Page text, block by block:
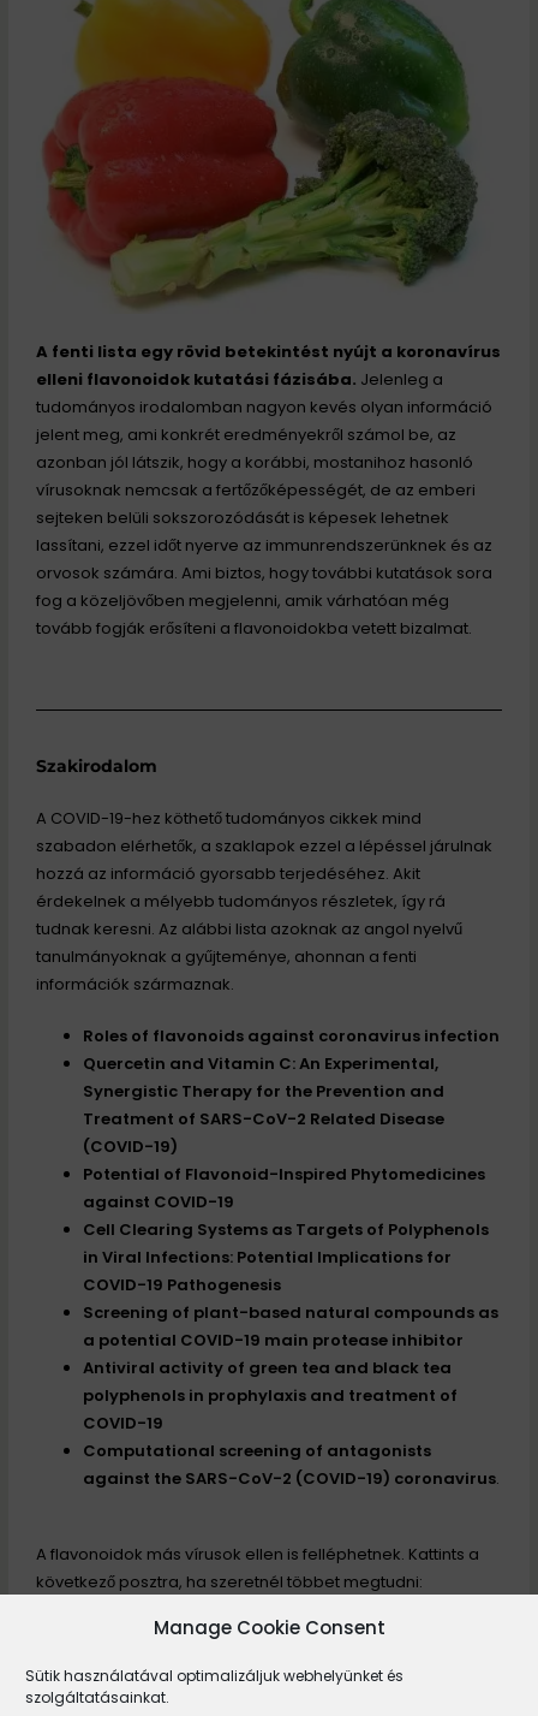
Manage Cookie Consent
Sütik használatával optimalizáljuk webhelyünket és
szolgáltatásainkat.
A fenti lista egy rövid betekintést nyújt a koronavírus
elleni flavonoidok kutatási fázisába. Jelenleg a
tudományos irodalomban nagyon kevés olyan információ
jelent meg, ami konkrét eredményekről számol be, az
azonban jól látszik, hogy a korábbi, mostanihoz hasonló
vírusoknak nemcsak a fertőzőképességét, de az emberi
sejteken belüli sokszorozódását is képesek lehetnek
lassítani, ezzel időt nyerve az immunrendszerünknek és az
orvosok számára. Ami biztos, hogy további kutatások sora
fog a közeljövőben megjelenni, amik várhatóan még
tovább fogják erősíteni a flavonoidokba vetett bizalmat.
Szakirodalom
A COVID-19-hez köthető tudományos cikkek mind
szabadon elérhetők, a szaklapok ezzel a lépéssel járulnak
hozzá az információ gyorsabb terjedéséhez. Akit
érdekelnek a mélyebb tudományos részletek, így rá
tudnak keresni. Az alábbi lista azoknak az angol nyelvű
tanulmányoknak a gyűjteménye, ahonnan a fenti
információk származnak.
Roles of flavonoids against coronavirus infection
Quercetin and Vitamin C: An Experimental,
Synergistic Therapy for the Prevention and
Treatment of SARS-CoV-2 Related Disease
(COVID-19)
Potential of Flavonoid-Inspired Phytomedicines
against COVID-19
Cell Clearing Systems as Targets of Polyphenols
in Viral Infections: Potential Implications for
COVID-19 Pathogenesis
Screening of plant-based natural compounds as
a potential COVID-19 main protease inhibitor
Antiviral activity of green tea and black tea
polyphenols in prophylaxis and treatment of
COVID-19
Computational screening of antagonists
against the SARS-CoV-2 (COVID-19) coronavirus.
A flavonoidok más vírusok ellen is felléphetnek. Kattints a
következő posztra, ha szeretnél többet megtudni: